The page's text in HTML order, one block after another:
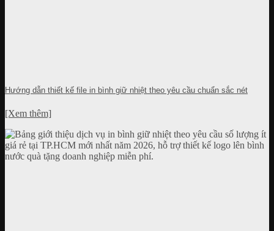
Hướng dẫn thiết kế file in bình giữ nhiệt theo yêu cầu chuẩn sắc nét
[Xem thêm]